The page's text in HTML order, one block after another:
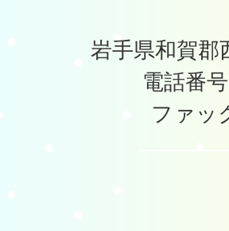
岩手県和賀郡
電話番
ファッ